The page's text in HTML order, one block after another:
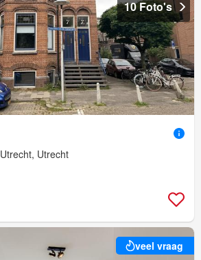
10 Foto's
Utrecht
veel vraag